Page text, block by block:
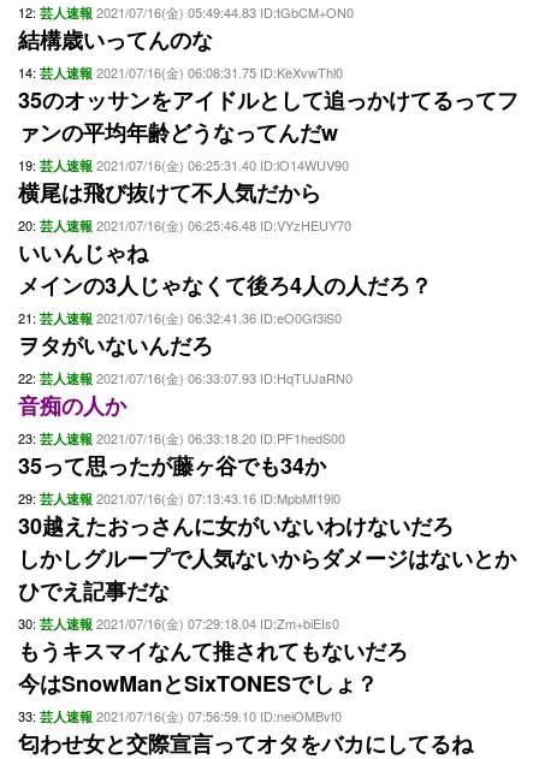
12: 芸人速報 2021/07/16(金) 05:49:44.83 ID:tGbCM+ON0
結構歳いってんのな
14: 芸人速報 2021/07/16(金) 06:08:31.75 ID:KeXvwThl0
35のオッサンをアイドルとして追っかけてるってフ
ァンの平均年齢どうなってんだw
19: 芸人速報 2021/07/16(金) 06:25:31.40 ID:lO14WUV90
横尾は飛び抜けて不人気だから
20: 芸人速報 2021/07/16(金) 06:25:46.48 ID:VYzHEUY70
いいんじゃね
メインの3人じゃなくて後ろ4人の人だろ？
21: 芸人速報 2021/07/16(金) 06:32:41.36 ID:eO0Gf3iS0
ヲタがいないんだろ
22: 芸人速報 2021/07/16(金) 06:33:07.93 ID:HqTUJaRN0
音痴の人か
23: 芸人速報 2021/07/16(金) 06:33:18.20 ID:PF1hedS00
35って思ったが藤ヶ谷でも34か
29: 芸人速報 2021/07/16(金) 07:13:43.16 ID:MpbMf19l0
30越えたおっさんに女がいないわけないだろ
しかしグループで人気ないからダメージはないとか
ひでえ記事だな
30: 芸人速報 2021/07/16(金) 07:29:18.04 ID:Zm+biEIs0
もうキスマイなんて推されてもないだろ
今はSnowManとSixTONESでしょ？
33: 芸人速報 2021/07/16(金) 07:56:59.10 ID:neiOMBvf0
匂わせ女と交際宣言ってオタをバカにしてるね